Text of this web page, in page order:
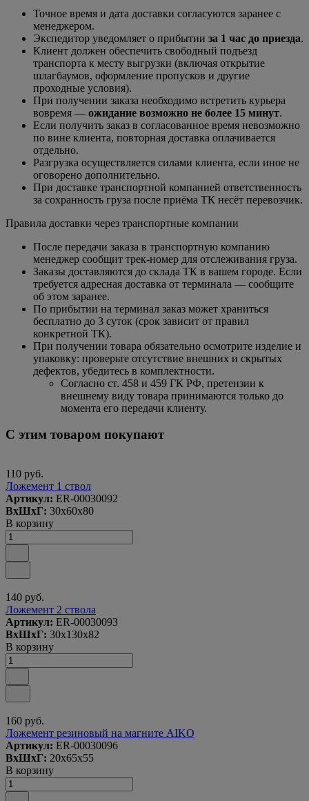
Точное время и дата доставки согласуются заранее с
менеджером.
Экспедитор уведомляет о прибытии за 1 час до приезда.
Клиент должен обеспечить свободный подъезд
транспорта к месту выгрузки (включая открытие
шлагбаумов, оформление пропусков и другие
проходные условия).
При получении заказа необходимо встретить курьера
вовремя — ожидание возможно не более 15 минут.
Если получить заказ в согласованное время невозможно
по вине клиента, повторная доставка оплачивается
отдельно.
Разгрузка осуществляется силами клиента, если иное не
оговорено дополнительно.
При доставке транспортной компанией ответственность
за сохранность груза после приёма ТК несёт перевозчик.
Правила доставки через транспортные компании
После передачи заказа в транспортную компанию
менеджер сообщит трек-номер для отслеживания груза.
Заказы доставляются до склада ТК в вашем городе. Если
требуется адресная доставка от терминала — сообщите
об этом заранее.
По прибытии на терминал заказ может храниться
бесплатно до 3 суток (срок зависит от правил
конкретной ТК).
При получении товара обязательно осмотрите изделие и
упаковку: проверьте отсутствие внешних и скрытых
дефектов, убедитесь в комплектности.
Согласно ст. 458 и 459 ГК РФ, претензии к
внешнему виду товара принимаются только до
момента его передачи клиенту.
С этим товаром покупают
110 руб.
Ложемент 1 ствол
Артикул: ER-00030092
ВxШxГ: 30x60x80
В корзину
140 руб.
Ложемент 2 ствола
Артикул: ER-00030093
ВxШxГ: 30x130x82
В корзину
160 руб.
Ложемент резиновый на магните AIKO
Артикул: ER-00030096
ВxШxГ: 20x65x55
В корзину